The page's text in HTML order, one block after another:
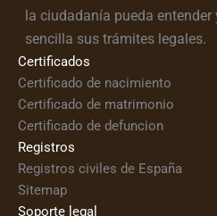
la ciudadanía pueda entender
sencilla sus trámites legales.
Certificados
Certificado de nacimiento
Certificado de matrimonio
Certificado de defuncion
Registros
Registros civiles de España
Sitemap
Soporte legal